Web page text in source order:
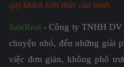
quý khách kiến thức của mình.
SaleReal - Công ty TNHH DV
chuyện nhỏ, đến những giải
việc đơn giản, không phô